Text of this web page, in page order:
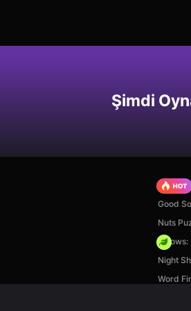
Şimdi
Arrow
Good
Nuts
Arrows:
Night
Word